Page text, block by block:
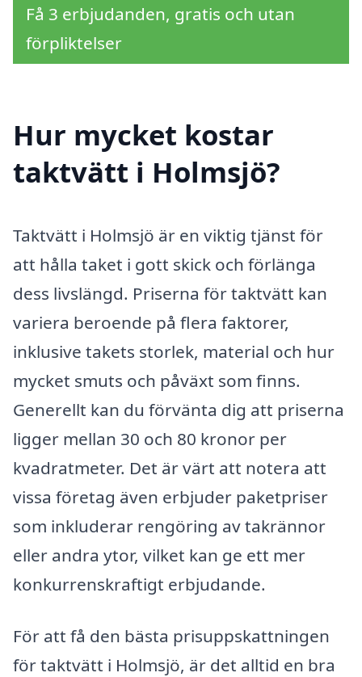
Få 3 erbjudanden, gratis och utan
förpliktelser
Hur mycket kostar
taktvätt i Holmsjö?
Taktvätt i Holmsjö är en viktig tjänst för
att hålla taket i gott skick och förlänga
dess livslängd. Priserna för taktvätt kan
variera beroende på flera faktorer,
inklusive takets storlek, material och hur
mycket smuts och påväxt som finns.
Generellt kan du förvänta dig att priserna
ligger mellan 30 och 80 kronor per
kvadratmeter. Det är värt att notera att
vissa företag även erbjuder paketpriser
som inkluderar rengöring av takrännor
eller andra ytor, vilket kan ge ett mer
konkurrenskraftigt erbjudande.
För att få den bästa prisuppskattningen
för taktvätt i Holmsjö, är det alltid en bra